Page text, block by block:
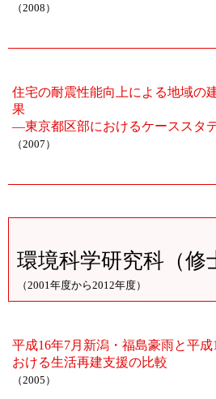
（2008）
住宅の耐震性能向上による地域の
果
―東京都区部におけるケーススタ
（2007）
環境科学研究科（修
（2001年度から2012年度）
平成16年7月新潟・福島豪雨と平
おける生活再建支援の比較
（2005）